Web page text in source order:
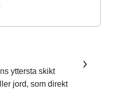
yttersta skikt
jord, som direkt